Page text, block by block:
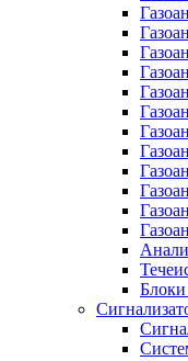
Блоки